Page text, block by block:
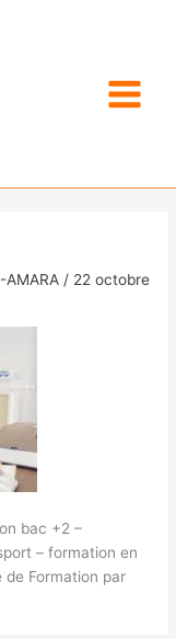
AMARA / 22 octobre
bac +2 –
– formation en
de Formation par